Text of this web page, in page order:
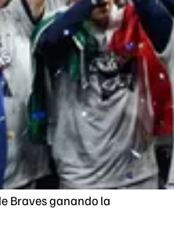
Braves ganando la